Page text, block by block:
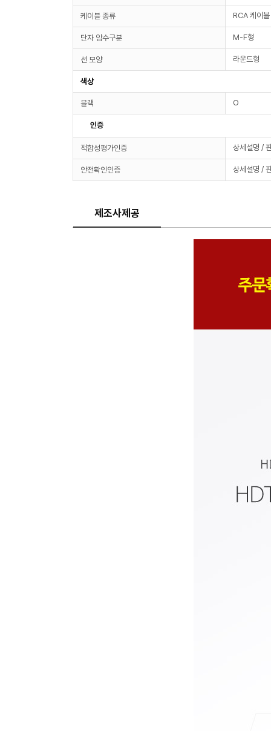
케이블 종류 RCA 케이블
단자 암수구분 M-F형
선 모양 라운드형
색상
블랙 O
인증
적합성평가인증 상세설명 /
안전확인인증 상세설명 /
제조사제공